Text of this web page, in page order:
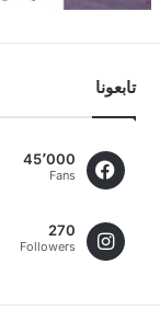
تابعونا
45٬000
Fans
270
Followers